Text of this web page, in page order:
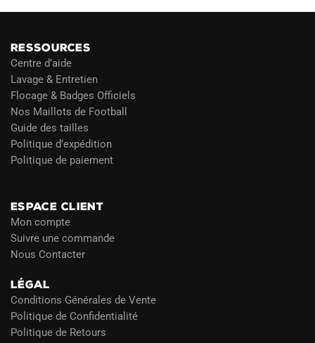
RESSOURCES
Centre d’aide
Lavage & Entretien
Flocage & Badges Officiels
Nos Maillots de Football
Guide des tailles
Politique d’expédition
Politique de paiement
ESPACE CLIENT
Mon compte
Suivre une commande
Nous Contacter
LÉGAL
Conditions Générales de Vente
Politique de Confidentialité
Politique de Retours